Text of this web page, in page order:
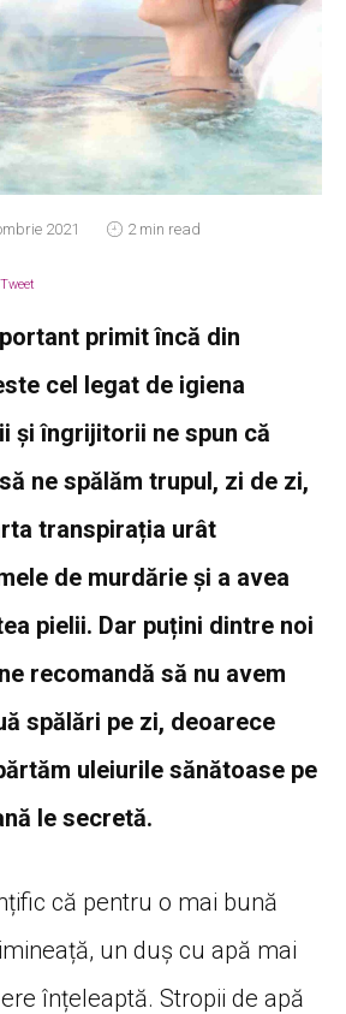
2021 2 min read
Tweet
primit încă din
cel legat de igiena
și îngrijitorii ne spun că
ne spălăm trupul, zi de zi,
transpirația urât
de murdărie și a avea
pielii. Dar puțini dintre noi
recomandă să nu avem
spălări pe zi, deoarece
uleiurile sănătoase pe
le secretă.
că pentru o mai bună
un duș cu apă mai
înțeleaptă. Stropii de apă